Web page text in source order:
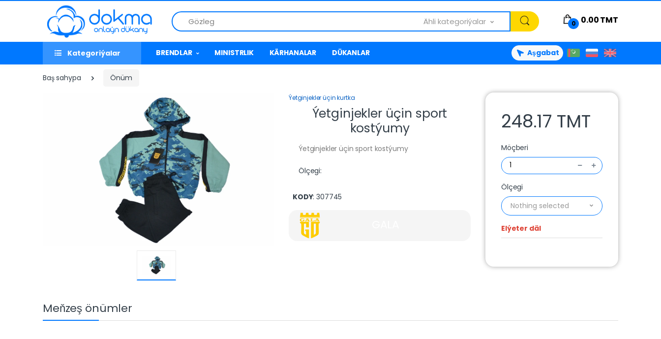
Gözleg
Ähli kategoriýalar 0 0.00TMT
Kategoriýalar BRENDLAR MINISTRLIK KÄRHANALAR DÜKANLAR Aşgabat
Baş sahypa Önüm
Ýetginjekler üçin kurtka
Ýetginjekler üçin sport
kostýumy
Ýetginjekler üçin sport kostýumy
Ölçegi:
KODY: 307745
248.17 TMT
Möçberi
Ölçegi
Nothing selected
Elýeter däl
Meňzeş önümler